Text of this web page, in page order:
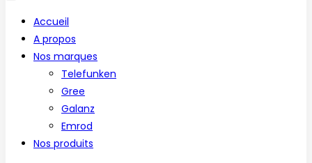
Accueil
A propos
Nos marques
Telefunken
Gree
Galanz
Emrod
Nos produits